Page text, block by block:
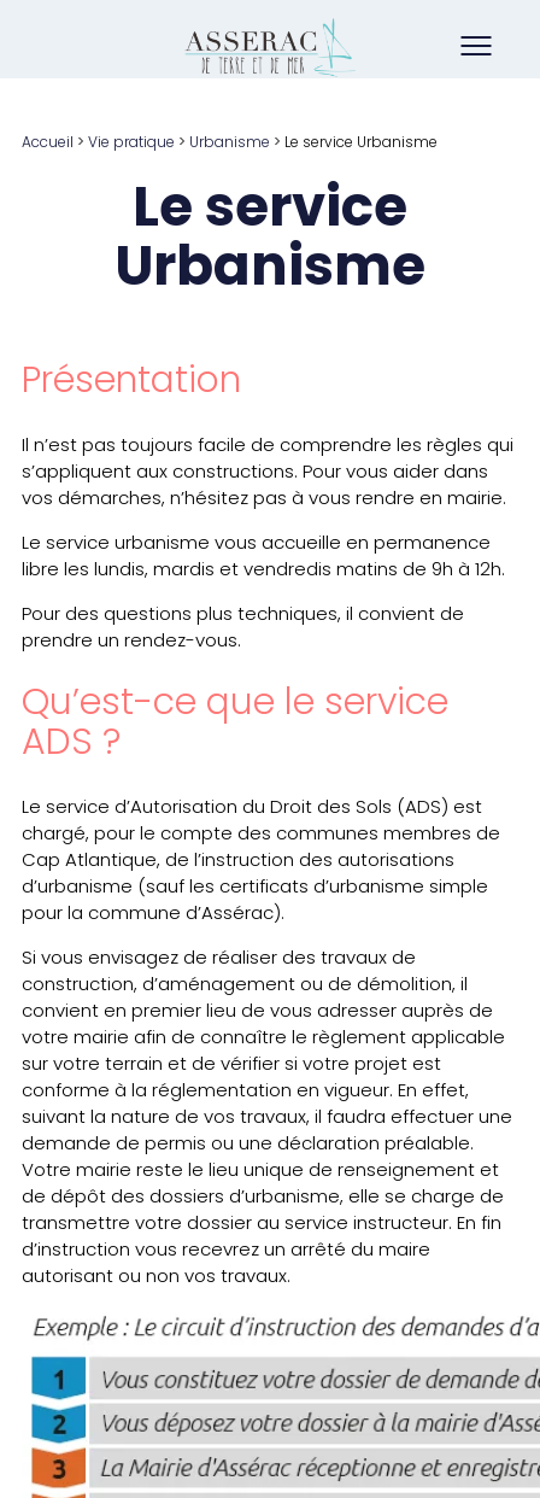
Accueil > Vie pratique > Urbanisme > Le service Urbanisme
Le service
Urbanisme
Présentation
Il n’est pas toujours facile de comprendre les règles qui
s’appliquent aux constructions. Pour vous aider dans
vos démarches, n’hésitez pas à vous rendre en mairie.
Le service urbanisme vous accueille en permanence
libre les lundis, mardis et vendredis matins de 9h à 12h.
Pour des questions plus techniques, il convient de
prendre un rendez-vous.
Qu’est-ce que le service
ADS ?
Le service d’Autorisation du Droit des Sols (ADS) est
chargé, pour le compte des communes membres de
Cap Atlantique, de l’instruction des autorisations
d’urbanisme (sauf les certificats d’urbanisme simple
pour la commune d’Assérac).
Si vous envisagez de réaliser des travaux de
construction, d’aménagement ou de démolition, il
convient en premier lieu de vous adresser auprès de
votre mairie afin de connaître le règlement applicable
sur votre terrain et de vérifier si votre projet est
conforme à la réglementation en vigueur. En effet,
suivant la nature de vos travaux, il faudra effectuer une
demande de permis ou une déclaration préalable.
Votre mairie reste le lieu unique de renseignement et
de dépôt des dossiers d’urbanisme, elle se charge de
transmettre votre dossier au service instructeur. En fin
d’instruction vous recevrez un arrêté du maire
autorisant ou non vos travaux.